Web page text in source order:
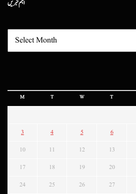
اہم خبریں
M T W T
3 4 5 6
10 11 12 13
17 18 19 20
24 25 26 27